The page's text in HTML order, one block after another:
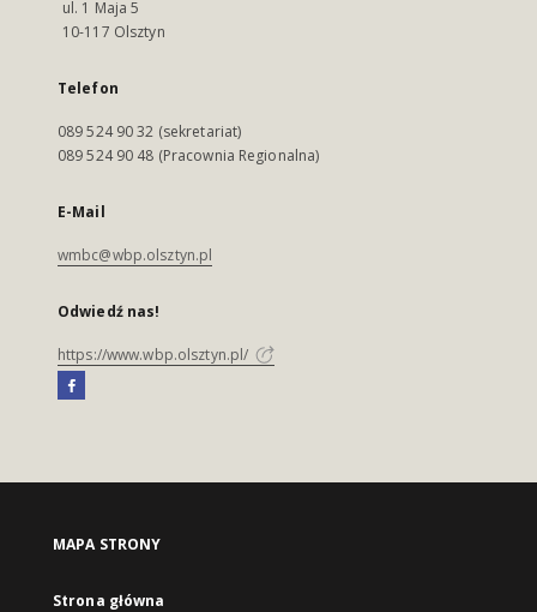
ul. 1 Maja 5
10-117 Olsztyn
Telefon
089 524 90 32 (sekretariat)
089 524 90 48 (Pracownia Regionalna)
E-Mail
wmbc@wbp.olsztyn.pl
Odwiedź nas!
https://www.wbp.olsztyn.pl/
MAPA STRONY
Strona główna